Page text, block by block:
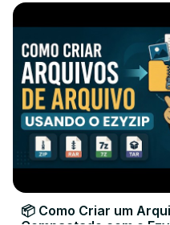
📦 Como Criar um